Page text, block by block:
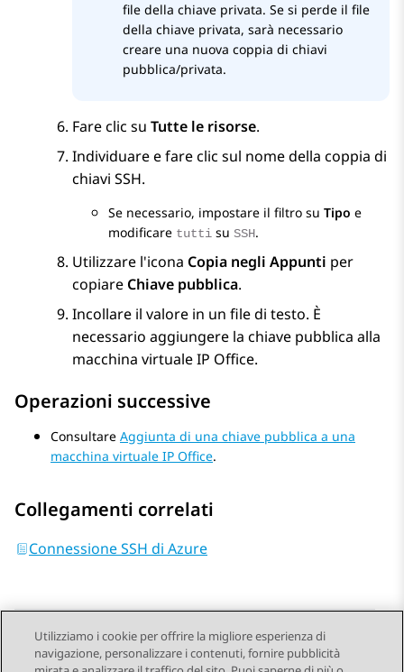
file della chiave privata. Se si perde il file
della chiave privata, sarà necessario
creare una nuova coppia di chiavi
pubblica/privata.
Fare clic su Tutte le risorse.
Individuare e fare clic sul nome della coppia di
chiavi SSH.
Se necessario, impostare il filtro su Tipo e
modificare tutti su SSH.
Utilizzare l'icona Copia negli Appunti per
copiare Chiave pubblica.
Incollare il valore in un file di testo. È
necessario aggiungere la chiave pubblica alla
macchina virtualeIP Office.
Operazioni successive
Consultare Aggiunta di una chiave pubblica a una
macchina virtuale IP Office.
Collegamenti correlati
Connessione SSH di Azure
Send Feedback
Utilizziamo i cookie per offrire la migliore esperienza di
navigazione, personalizzare i contenuti, fornire pubblicità